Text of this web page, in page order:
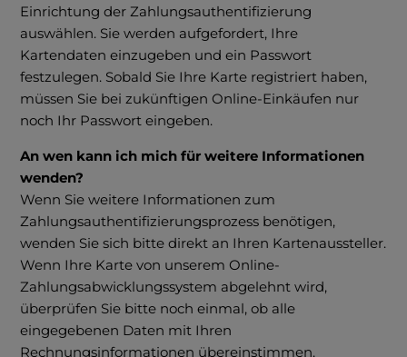
Einrichtung der Zahlungsauthentifizierung
auswählen. Sie werden aufgefordert, Ihre
Kartendaten einzugeben und ein Passwort
festzulegen. Sobald Sie Ihre Karte registriert haben,
müssen Sie bei zukünftigen Online-Einkäufen nur
noch Ihr Passwort eingeben.
An wen kann ich mich für weitere Informationen
wenden?
Wenn Sie weitere Informationen zum
Zahlungsauthentifizierungsprozess benötigen,
wenden Sie sich bitte direkt an Ihren Kartenaussteller.
Wenn Ihre Karte von unserem Online-
Zahlungsabwicklungssystem abgelehnt wird,
überprüfen Sie bitte noch einmal, ob alle
eingegebenen Daten mit Ihren
Rechnungsinformationen übereinstimmen.